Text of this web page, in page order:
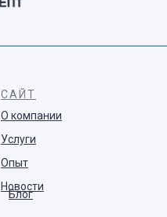
САЙТ
О компании
Услуги
Опыт
Новости
Блог